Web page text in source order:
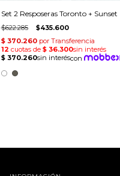
Set 2 Resposeras Toronto + Sunset
$622.285 $435.600